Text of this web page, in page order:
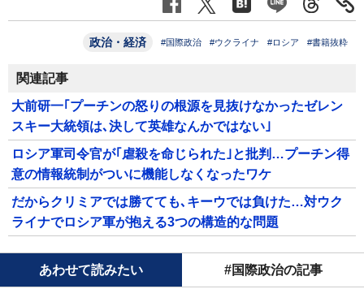
政治・経済 #国際政治 #ウクライナ #ロシア #書籍抜粋
関連記事
大前研一｢プーチンの怒りの根源を見抜けなかったゼレン
スキー大統領は､決して英雄なんかではない｣
ロシア軍司令官が｢虐殺を命じられた｣と批判…プーチン得
意の情報統制がついに機能しなくなったワケ
だからクリミアでは勝てても､キーウでは負けた…対ウク
ライナでロシア軍が抱える3つの構造的な問題
あわせて読みたい #国際政治の記事